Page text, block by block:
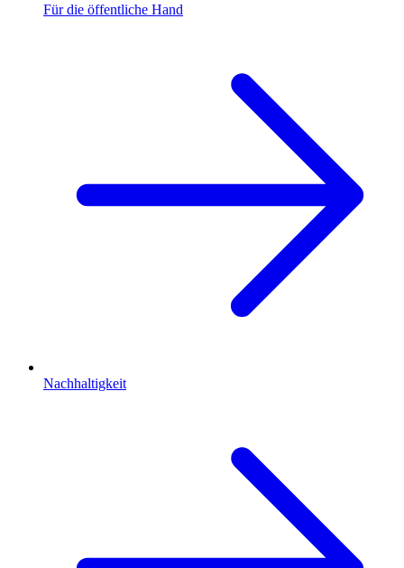
Für die öffentliche Hand
Nachhaltigkeit